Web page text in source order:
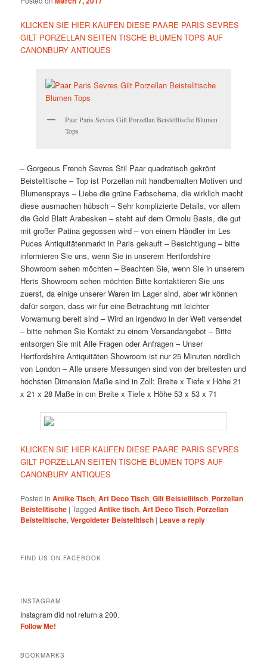
KLICKEN SIE HIER KAUFEN DIESE PAARE PARIS SEVRES
GILT PORZELLAN SEITEN TISCHE BLUMEN TOPS AUF
CANONBURY ANTIQUES
Paar Paris Sevres Gilt Porzellan Beistelltische Blumen
Tops
– Gorgeous French Sevres Stil Paar quadratisch gekrönt
Beistelltische – Top ist Porzellan mit handbemalten Motiven und
Blumensprays – Liebe die grüne Farbschema, die wirklich macht
diese ausmachen hübsch – Sehr komplizierte Details, vor allem
die Gold Blatt Arabesken – steht auf dem Ormolu Basis, die gut
mit großer Patina gegossen wird – von einem Händler im Les
Puces Antiquitätenmarkt in Paris gekauft – Besichtigung – bitte
informieren Sie uns, wenn Sie in unserem Hertfordshire
Showroom sehen möchten – Beachten Sie, wenn Sie in unserem
Herts Showroom sehen möchten Bitte kontaktieren Sie uns
zuerst, da einige unserer Waren im Lager sind, aber wir können
dafür sorgen, dass wir für eine Betrachtung mit leichter
Vorwarnung bereit sind – Wird an irgendwo in der Welt versendet
– bitte nehmen Sie Kontakt zu einem Versandangebot – Bitte
entsorgen Sie mit Alle Fragen oder Anfragen – Unser
Hertfordshire Antiquitäten Showroom ist nur 25 Minuten nördlich
von London – Alle unsere Messungen sind von der breitesten und
höchsten Dimension Maße sind in Zoll: Breite x Tiefe x Höhe 21
x 21 x 28 Maße in cm Breite x Tiefe x Höhe 53 x 53 x 71
KLICKEN SIE HIER KAUFEN DIESE PAARE PARIS SEVRES
GILT PORZELLAN SEITEN TISCHE BLUMEN TOPS AUF
CANONBURY ANTIQUES
Posted in Antike Tisch,Art Deco Tisch,Gilt Beistelltisch, Porzellan
Beistelltische |Tagged Antike tisch,Art Deco Tisch, Porzellan
Beistelltische,Vergoldeter Beistelltisch | Leave a reply
FIND US ON FACEBOOK
INSTAGRAM
Instagram did not return a 200.
Follow Me!
BOOKMARKS